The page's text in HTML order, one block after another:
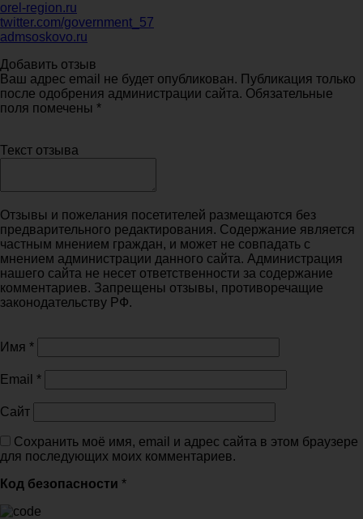
orel-region.ru
twitter.com/government_57
admsoskovo.ru
Добавить отзыв
Ваш адрес email не будет опубликован. Публикация только
после одобрения администрации сайта. Обязательные
поля помечены *
Текст отзыва
Отзывы и пожелания посетителей размещаются без
предварительного редактирования. Содержание является
частным мнением граждан, и может не совпадать с
мнением администрации данного сайта. Администрация
нашего сайта не несет ответственности за содержание
комментариев. Запрещены отзывы, противоречащие
законодательству РФ.
Имя *
Email *
Сайт
Сохранить моё имя, email и адрес сайта в этом браузере
для последующих моих комментариев.
Код безопасности *